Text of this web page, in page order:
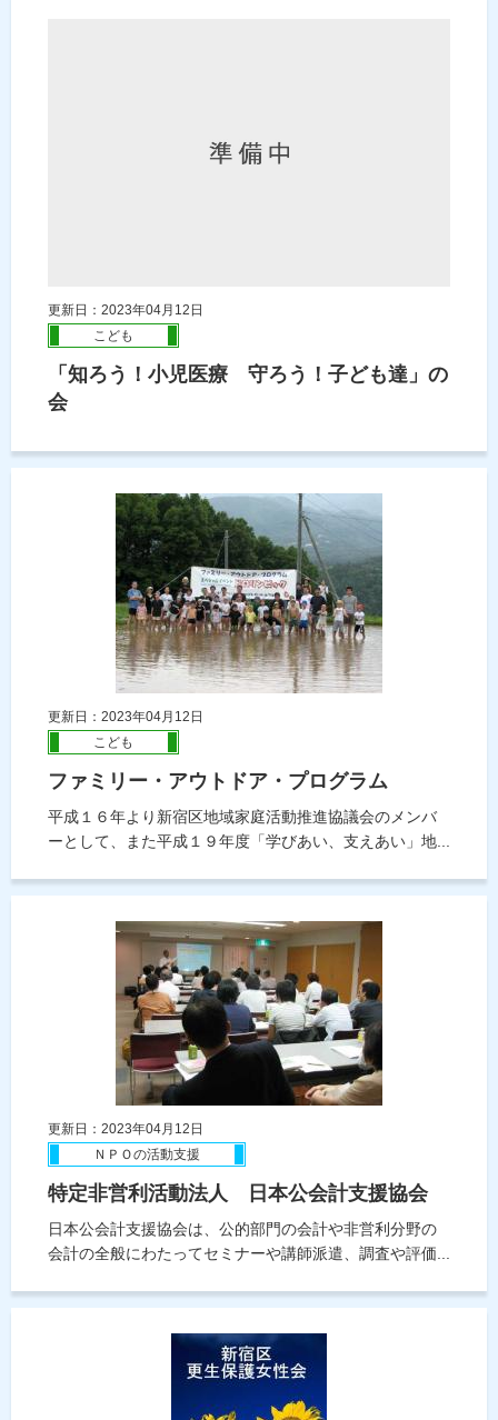
更新日：2023年04月12日
こども
「知ろう！小児医療 守ろう！子ども達」の
会
更新日：2023年04月12日
こども
ファミリー・アウトドア・プログラム
平成１６年より新宿区地域家庭活動推進協議会のメンバ
ーとして、また平成１９年度「学びあい、支えあい」地...
更新日：2023年04月12日
ＮＰＯの活動支援
特定非営利活動法人 日本公会計支援協会
日本公会計支援協会は、公的部門の会計や非営利分野の
会計の全般にわたってセミナーや講師派遣、調査や評価...